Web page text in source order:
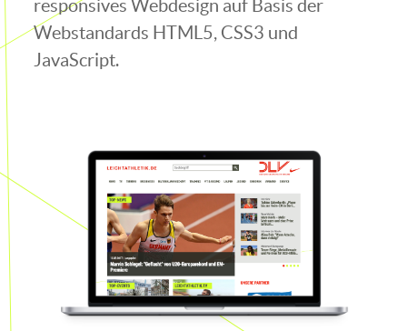
responsives Webdesign auf Basis der
Webstandards HTML5, CSS3 und
JavaScript.